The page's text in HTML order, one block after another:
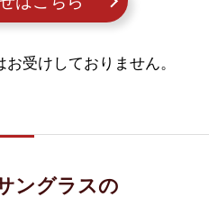
受けしておりません。
ングラスの